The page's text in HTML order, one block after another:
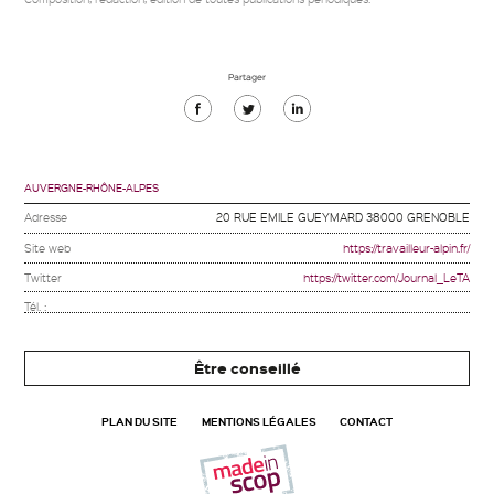
Partager
Partager
Partager
AUVERGNE-RHÔNE-ALPES
Adresse 20 RUE EMILE GUEYMARD 38000 GRENOBLE
Site web https://travailleur-alpin.fr/
Twitter https://twitter.com/Journal_LeTA
Tél. :
Être conseillé
PLAN DU SITE MENTIONS LÉGALES CONTACT